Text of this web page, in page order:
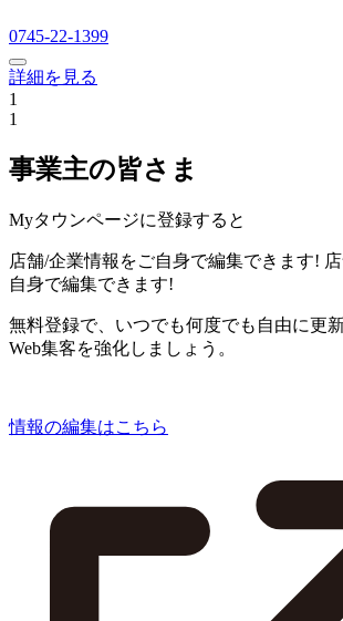
0745-22-1399
詳細を見る
1
1
事業主の皆さま
Myタウンページに登録すると
店舗/企業情報をご自身で編集できます!
自身で編集できます!
無料登録で、いつでも何度でも自由に更
Web集客を強化しましょう。
情報の編集はこちら